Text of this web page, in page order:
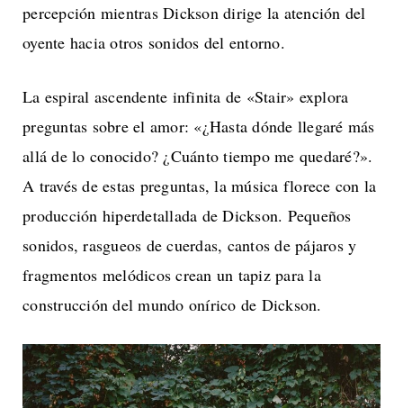
percepción mientras Dickson dirige la atención del
oyente hacia otros sonidos del entorno.
La espiral ascendente infinita de «Stair» explora
preguntas sobre el amor: «¿Hasta dónde llegaré más
allá de lo conocido? ¿Cuánto tiempo me quedaré?».
A través de estas preguntas, la música florece con la
producción hiperdetallada de Dickson. Pequeños
sonidos, rasgueos de cuerdas, cantos de pájaros y
fragmentos melódicos crean un tapiz para la
construcción del mundo onírico de Dickson.